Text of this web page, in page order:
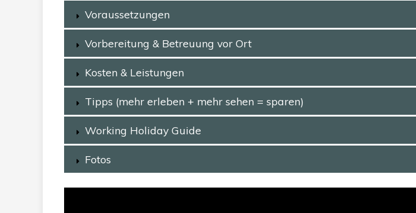
Voraussetzungen
Vorbereitung & Betreuung vor Ort
Kosten & Leistungen
Tipps (mehr erleben + mehr sehen = sparen)
Working Holiday Guide
Fotos